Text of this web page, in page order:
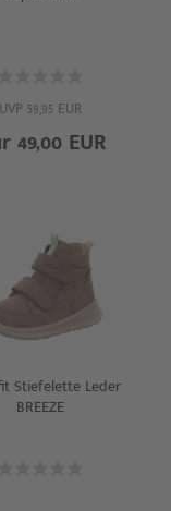
UVP 59,95 EUR
49,00 EUR
Stiefelette Leder
BREEZE